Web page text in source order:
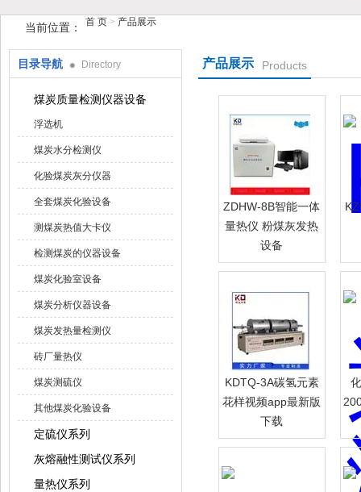
鹤壁市花样视频仪器仪表有限公司
当前位置： 首 页 > 产品展示
目录导航 Directory
煤炭质量检测仪器设备
浮选机
煤炭水分检测仪
化验煤炭灰分仪器
全套煤炭化验设备
测煤炭热值大卡仪
检测煤炭的仪器设备
煤炭化验室设备
煤炭分析仪器设备
煤炭发热量检测仪
砖厂量热仪
煤炭测硫仪
其他煤炭化验设备
定硫仪系列
灰熔融性测试仪系列
量热仪系列
产品展示 Products
ZDHW-8B智能一体
量热仪 粉煤灰发热
设备
KDTQ-3A碳氢元素
花样视频app最新版
下载